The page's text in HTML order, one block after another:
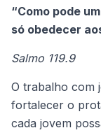
“Como pode
só obedecer
Salmo 119.9
O trabalho com
fortalecer o
cada jovem